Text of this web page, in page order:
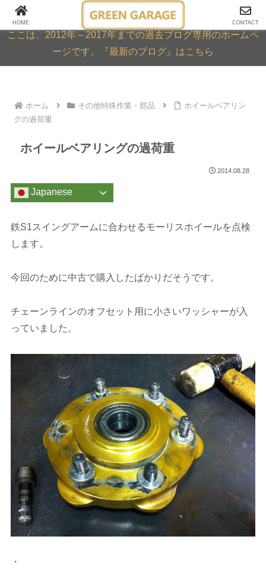
GREEN GARAGE ARCHIVE
ここは、2012年～2017年までの過去ブログ専用のホームペ
ージです。『最新のブログ』はこちら
ホーム その他特殊作業・部品
ホイールベアリン
グの過荷重
ホイールベアリングの過荷重
2014.08.28
Japanese
鉄S1スイングアームに合わせるモーリスホイールを点検
します。
今回のために中古で購入したばかりだそうです。
チェーンラインのオフセット用に小さいワッシャーが入
っていました。
・
HOME CONTACT